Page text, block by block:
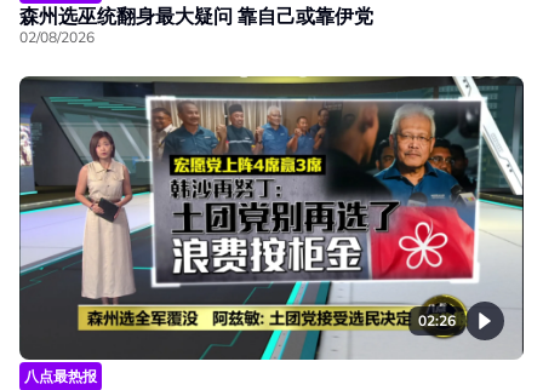
森州选巫统翻身最大疑问 靠自己或靠伊党
02/08/2026
02:26
八点最热报